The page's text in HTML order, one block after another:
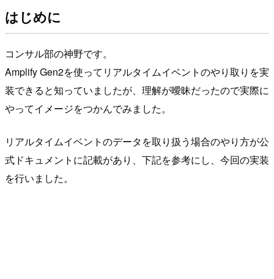
はじめに
コンサル部の神野です。
Amplify Gen2を使ってリアルタイムイベントのやり取りを実
装できると知っていましたが、理解が曖昧だったので実際に
やってイメージをつかんでみました。
リアルタイムイベントのデータを取り扱う場合のやり方が公
式ドキュメントに記載があり、下記を参考にし、今回の実装
を行いました。